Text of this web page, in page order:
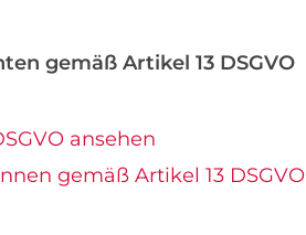
gemäß Artikel 13 DSGVO
ansehen
gemäß Artikel 13 DSGVO